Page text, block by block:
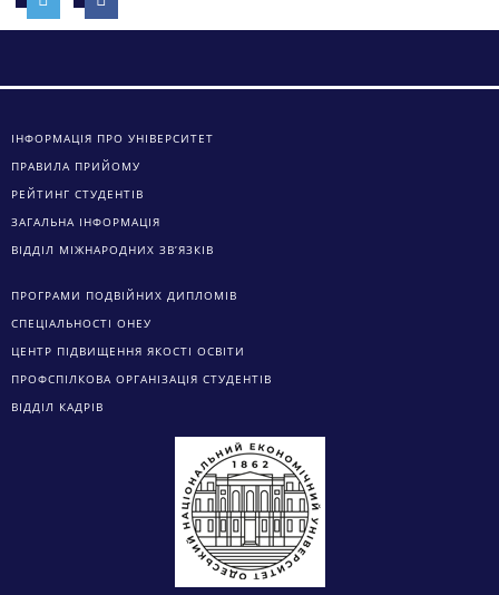
ІНФОРМАЦІЯ ПРО УНІВЕРСИТЕТ
ПРАВИЛА ПРИЙОМУ
РЕЙТИНГ СТУДЕНТІВ
ЗАГАЛЬНА ІНФОРМАЦІЯ
ВІДДІЛ МІЖНАРОДНИХ ЗВ’ЯЗКІВ
ПРОГРАМИ ПОДВІЙНИХ ДИПЛОМІВ
СПЕЦІАЛЬНОСТІ ОНЕУ
ЦЕНТР ПІДВИЩЕННЯ ЯКОСТІ ОСВІТИ
ПРОФСПІЛКОВА ОРГАНІЗАЦІЯ СТУДЕНТІВ
ВІДДІЛ КАДРІВ